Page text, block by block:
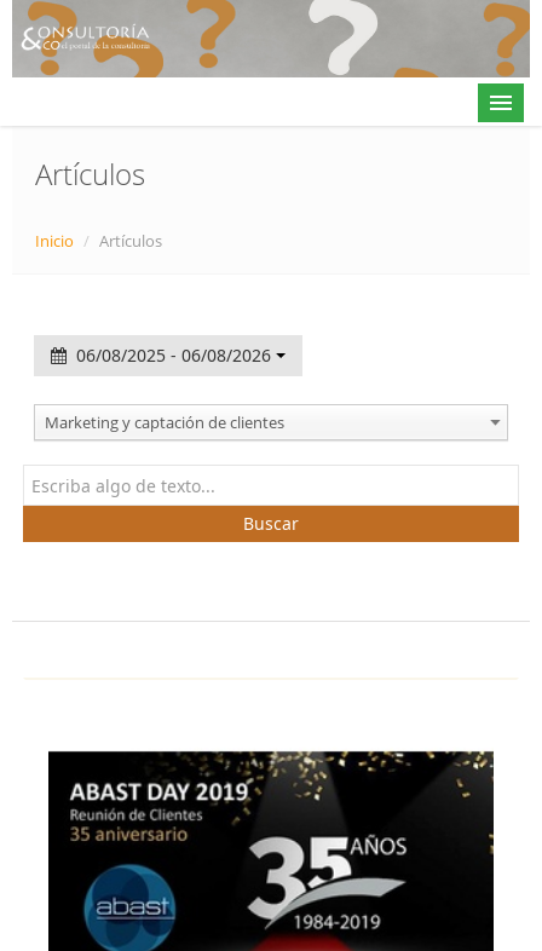
Contacto
𝕏
Artículos
Inicio / Artículos
06/08/2025 - 06/08/2026
Marketing y captación de clientes
Buscar